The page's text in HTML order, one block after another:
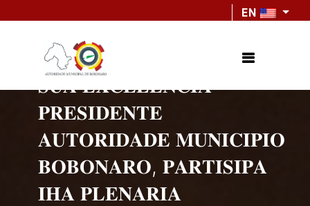
EN
𝐒𝐔𝐀 𝐄𝐗𝐂𝐄𝐋𝐄𝐍𝐂𝐈𝐀
𝐏𝐑𝐄𝐒𝐈𝐃𝐄𝐍𝐓𝐄
𝐀𝐔𝐓𝐎𝐑𝐈𝐃𝐀𝐃𝐄 𝐌𝐔𝐍𝐈𝐂𝐈𝐏𝐈𝐎
𝐁𝐎𝐁𝐎𝐍𝐀𝐑𝐎, 𝐏𝐀𝐑𝐓𝐈𝐒𝐈𝐏𝐀
𝐈𝐇𝐀 𝐏𝐋𝐄𝐍𝐀𝐑𝐈𝐀